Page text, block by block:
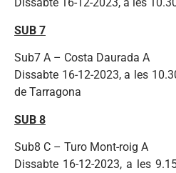
Dissabte 16-12-2023, a les
SUB 7
Sub7 A – Costa Daurada A
Dissabte 16-12-2023, a les
de Tarragona
SUB 8
Sub8 C – Turo Mont-roig A
Dissabte 16-12-2023, a les